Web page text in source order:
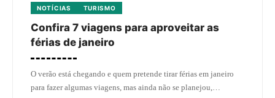
NOTÍCIAS TURISMO
Confira 7 viagens para aproveitar as
férias de janeiro
O verão está chegando e quem pretende tirar férias em janeiro
para fazer algumas viagens, mas ainda não se planejou,…